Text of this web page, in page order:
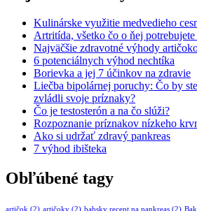
Kulinárske využitie medvedieho
Artritída, všetko čo o ňej
Najväčšie zdravotné výhody
6 potenciálnych výhod nechtíka
Borievka a jej 7 účinkov na zdravie
Liečba bipolárnej poruchy: Čo by
zvládli svoje príznaky?
Čo je testosterón a na čo slúži?
Rozpoznanie príznakov nízkeho
Ako si udržať zdravý pankreas
7 výhod ibišteka
Obľúbené tagy
artičok (2) artičoky (2) babsky recept na pankreas (2)